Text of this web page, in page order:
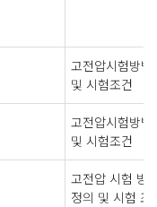
고전압시험방
및 시험조건
고전압시험방
및 시험조건
고전압 시험 방
정의 및 시험 조